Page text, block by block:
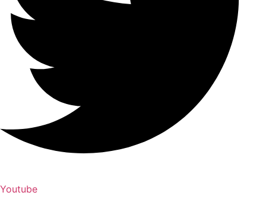
Youtube